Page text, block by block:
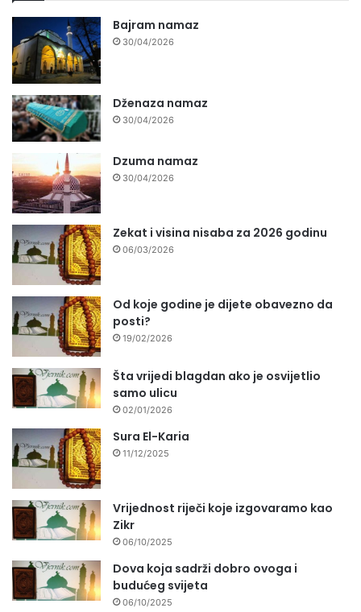
Bajram namaz
30/04/2026
Dženaza namaz
30/04/2026
Dzuma namaz
30/04/2026
Zekat i visina nisaba za 2026 godinu
06/03/2026
Od koje godine je dijete obavezno da
posti?
19/02/2026
Šta vrijedi blagdan ako je osvijetlio
samo ulicu
02/01/2026
Sura El-Karia
11/12/2025
Vrijednost riječi koje izgovaramo kao
Zikr
06/10/2025
Dova koja sadrži dobro ovoga i
budućeg svijeta
06/10/2025